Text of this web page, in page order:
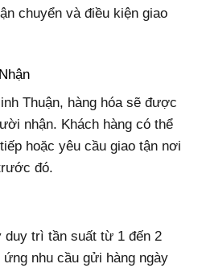
chuyển và điều kiện giao
Thuận, hàng hóa sẽ được
nhận. Khách hàng có thể
hoặc yêu cầu giao tận nơi
đó.
duy trì tần suất từ 1 đến 2
nhu cầu gửi hàng ngày